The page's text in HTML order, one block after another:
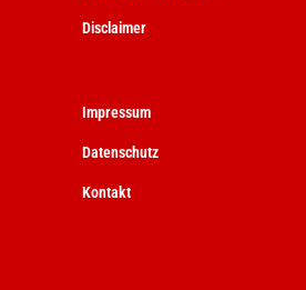
Disclaimer
Impressum
Datenschutz
Kontakt